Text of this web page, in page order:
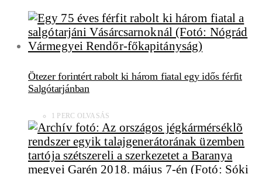
Ötezer forintért rabolt ki három fiatal egy idős férfit
Salgótarjánban
1 PERC OLVASÁS